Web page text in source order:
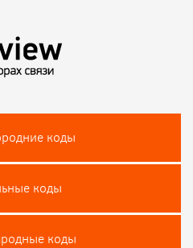
коды
коды
коды